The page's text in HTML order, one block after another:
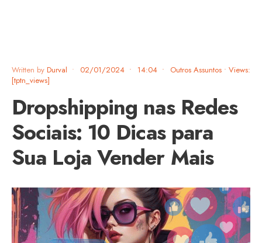
Written by Durval • 02/01/2024 • 14:04 • Outros Assuntos • Views:
[tptn_views]
Dropshipping nas Redes
Sociais: 10 Dicas para
Sua Loja Vender Mais